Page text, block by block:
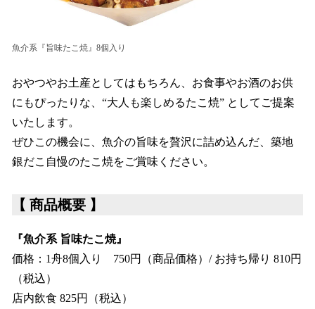
魚介系『旨味たこ焼』8個入り
おやつやお土産としてはもちろん、お食事やお酒のお供
にもぴったりな、“大人も楽しめるたこ焼” としてご提案
いたします。
ぜひこの機会に、魚介の旨味を贅沢に詰め込んだ、築地
銀だこ自慢のたこ焼をご賞味ください。
【 商品概要 】
『魚介系 旨味たこ焼』
価格：1舟8個入り 750円（商品価格）/ お持ち帰り 810円
（税込）
店内飲食 825円（税込）